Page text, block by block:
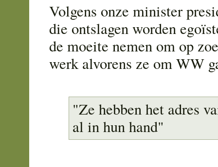
Volgens onze minister
die ontslagen worden
de moeite nemen om op
werk alvorens ze om WW
"Ze hebben het adres
al in hun hand"